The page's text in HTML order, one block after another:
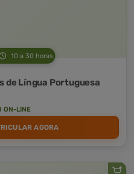
10 a 30 horas
de Língua Portuguesa
ON-LINE
AGORA